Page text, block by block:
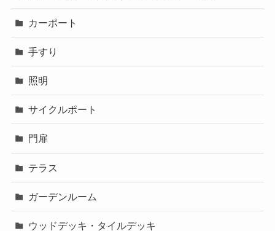
カーポート
手すり
照明
サイクルポート
門扉
テラス
ガーデンルーム
ウッドデッキ・タイルデッキ